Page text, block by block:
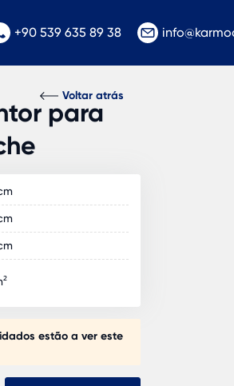
+90 539 635 89 38
Voltar atrás
para
estão a ver este